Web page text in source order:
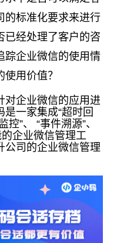
的标准化要求来进行
已经处理了客户的咨
踪企业微信的使用情
用价值？
对企业微信的应用进
一家集成“超时回
控”、 “事件溯源”、
企业微信管理工
公司的企业微信管理